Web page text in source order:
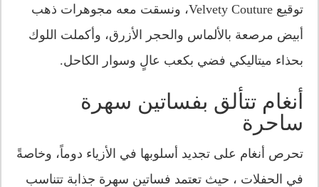
توقيع Velvety Couture، ونسقت معه مجوهرات ذهب
أبيض مرصعة بالألماس والحجر الأزرق، وأكملت اللوك
بحذاء ميتاليكي فضي بكعب عالٍ وسوار الكاحل.
أنغام تتألق بفساتين سهرة
ساحرة
تحرص أنغام على تجديد أسلوبها في الأزياء دوماً، وخاصةً
في الحفلات ، حيث تعتمد فساتين سهرة جذابة تتناسب